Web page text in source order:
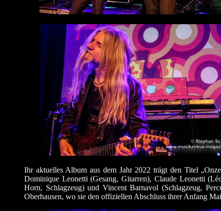
Ihr aktuelles Album aus dem Jahr 2022 trägt den Titel
Dominique Leonetti (Gesang, Gitarren), Claude Leonetti
Horn, Schlagzeug) und Vincent Barnavol (Schlagzeug,
Oberhausen, wo sie den offiziellen Abschluss ihrer Anfang